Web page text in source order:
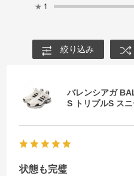
★ 1
絞り込み
バレンシアガ
S トリプルS ス
状態も完璧